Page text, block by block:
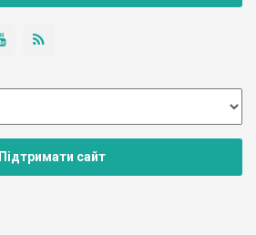
Підтримати сайт